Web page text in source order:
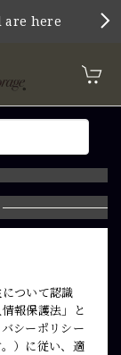
are here
ついて認識
報保護法」と
シーポリシー
）に従い、適